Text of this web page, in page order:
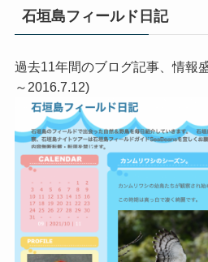
石垣島フィールド日記
過去11年間のブログ記事、情報
～2016.7.12)